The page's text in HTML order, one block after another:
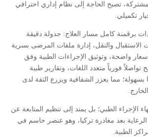
المشتركة، تصبح الحاجة إلى نظام إداري احترافي
تكميلي.
برقمنة كامل مسار العلاج: جدولة دقيقة
الاستقبال والنقل، إدارة ملفات المرضى بسرية
واضحة، وتوثيق الإجراءات الطبية وفق
تواصلاً فورياً متعدد اللغات، وتقارير طبية
مما يعزز الشفافية ويزرع الثقة لدى
الإجراء الطبي؛ بل يمتد إلى تنظيم المتابعة عن
بعد مغادرة تركيا، وهو عنصر حاسم في
الطبية.